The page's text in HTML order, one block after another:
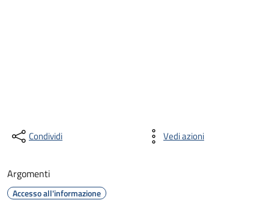
Condividi Vedi azioni
Argomenti
Accesso all'informazione